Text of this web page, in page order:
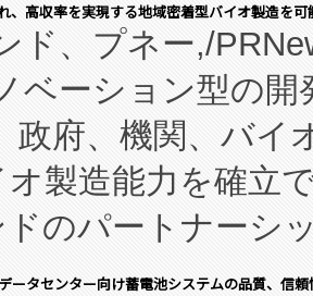
、高収率を実現する地域密着型バイオ製造を
ド、プネー,/
ベーション型の
政府、機関、バイ
製造能力を確立
ドのパートナーシ
同社の実績ある
ータセンター向け蓄電池システムの品質、信